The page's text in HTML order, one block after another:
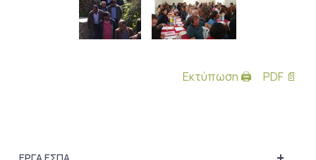
Εκτύπωση 🖨 PDF 📄